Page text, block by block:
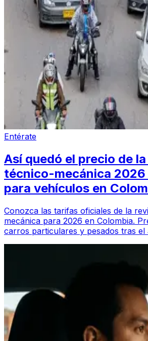
Entérate
Así quedó el precio de
técnico-mecánica
para vehículos en
Conozca las tarifas oficiales de la
mecánica para 2026 en Colombia.
carros particulares y pesados tras el